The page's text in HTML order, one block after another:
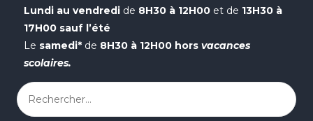
Lundi au vendredi de 8H30 à 12H00 et de 13H30 à
17H00 sauf l’été
Le samedi* de 8H30 à 12H00 hors vacances
scolaires.
Rechercher :